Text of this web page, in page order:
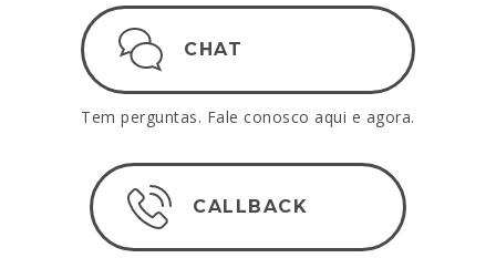
CHAT
Tem perguntas. Fale conosco aqui e agora.
CALLBACK